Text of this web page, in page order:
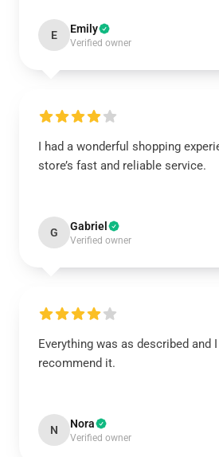
E Emily
Verified owner
I had a wonderful shopping
store’s fast and reliable service.
G Gabriel
Verified owner
Everything was as described and
recommend it.
N Nora
Verified owner